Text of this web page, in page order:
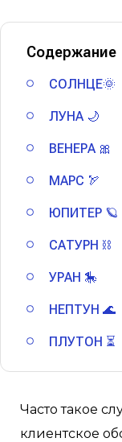
Содержание
СОЛНЦЕ🌞
ЛУНА 🌙
ВЕНЕРА 🎀
МАРС 🏹
ЮПИТЕР 🪐
САТУРН ⛓
УРАН 🎠
НЕПТУН 🌊
ПЛУТОН ⏳
Часто такое
клиентское